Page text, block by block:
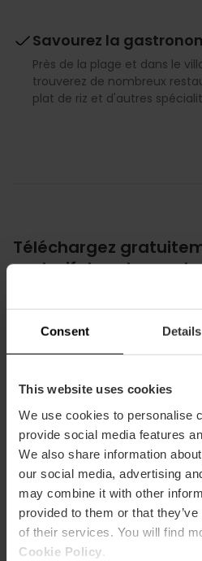
Consent Details
This website uses cookies
We use cookies to personalise
provide social media features
We also share information
our social media, advertising
may combine it with other
provided to them or that
of their services. You will find
Cookie Policy
Savourez la
Près de la plage et dans le
trouverez de nombreux
plat de riz et d'autres
Téléchargez
exclusif des plages
Vous préparez vos
de plage ? Ne cherchez plus.
habitant de la région.